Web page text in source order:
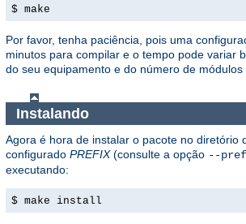
$ make
Por favor, tenha paciência, pois uma
minutos para compilar e o tempo pode variar
do seu equipamento e do número de módulos
Instalando
Agora é hora de instalar o pacote no diretório
configurado PREFIX(consulte a opção --
executando:
$ make install